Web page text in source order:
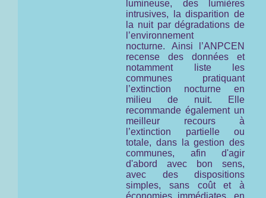
lumineuse, des lumières
intrusives, la disparition de
la nuit par dégradations de
l’environnement
nocturne. Ainsi l’ANPCEN
recense des données et
notamment liste les
communes pratiquant
l’extinction nocturne en
milieu de nuit. Elle
recommande également un
meilleur recours à
l’extinction partielle ou
totale, dans la gestion des
communes, afin d'agir
d'abord avec bon sens,
avec des dispositions
simples, sans coût et à
économies immédiates, en